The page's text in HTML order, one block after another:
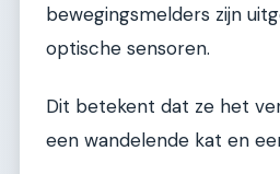
bewegingsmelders zijn
optische sensoren.
Dit betekent dat ze het
een wandelende kat en